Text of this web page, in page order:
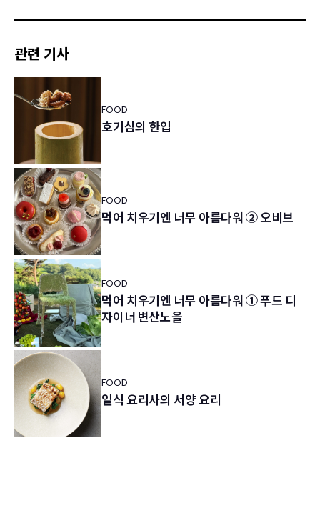
관련 기사
FOOD
호기심의 한입
FOOD
먹어 치우기엔 너무 아름다워 ② 오비브
FOOD
먹어 치우기엔 너무 아름다워 ① 푸드 디
자이너 변산노을
FOOD
일식 요리사의 서양 요리